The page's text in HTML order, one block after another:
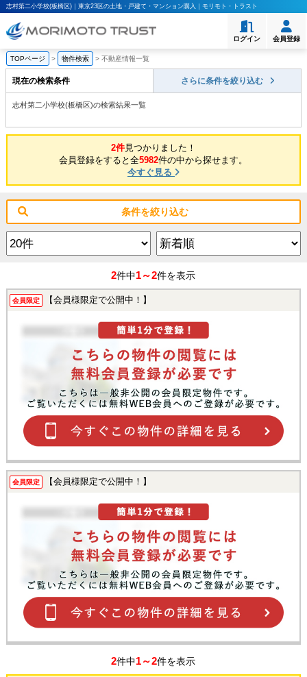
志村第二小学校(板橋区)｜東京23区の土地・戸建て・マンション購入｜モリモト・トラスト
ログイン 会員登録
TOPページ > 物件検索 > 不動産情報一覧
現在の検索条件 さらに条件を絞り込む
志村第二小学校(板橋区)の検索結果一覧
2件見つかりました！
会員登録をすると全5982件の中から探せます。
今すぐ見る
条件を絞り込む
2件中1～2件を表示
会員限定 【会員様限定で公開中！】
会員限定 【会員様限定で公開中！】
2件中1～2件を表示